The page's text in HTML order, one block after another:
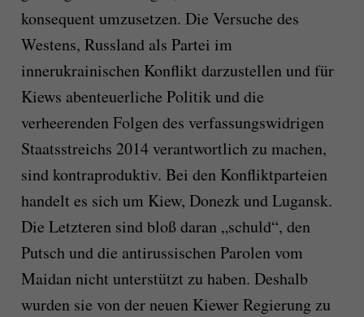
konsequent umzusetzen. Die Versuche des
Westens, Russland als Partei im
innerukrainischen Konflikt darzustellen und für
Kiews abenteuerliche Politik und die
verheerenden Folgen des verfassungswidrigen
Staatsstreichs 2014 verantwortlich zu machen,
sind kontraproduktiv. Bei den Konfliktparteien
handelt es sich um Kiew, Donezk und Lugansk.
Die Letzteren sind bloß daran „schuld“, den
Putsch und die antirussischen Parolen vom
Maidan nicht unterstützt zu haben. Deshalb
wurden sie von der neuen Kiewer Regierung zu